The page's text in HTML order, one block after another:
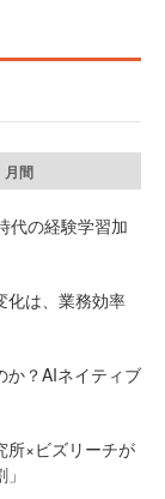
月間
の経験学習加
化は、業務効率
か？AIネイティブ
所×ビズリーチが